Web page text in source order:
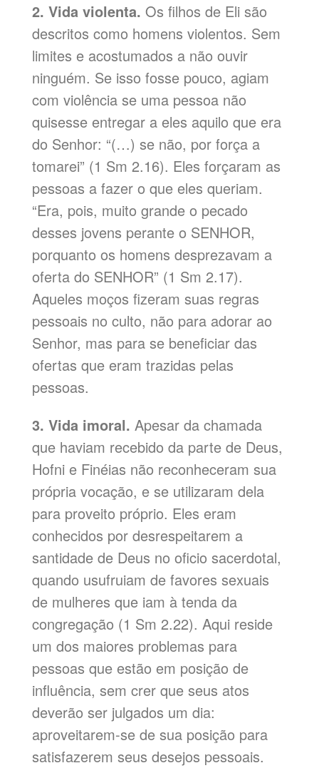
2. Vida violenta. Os filhos de Eli são
descritos como homens violentos. Sem
limites e acostumados a não ouvir
ninguém. Se isso fosse pouco, agiam
com violência se uma pessoa não
quisesse entregar a eles aquilo que era
do Senhor: “(…) se não, por força a
tomarei” (1 Sm 2.16). Eles forçaram as
pessoas a fazer o que eles queriam.
“Era, pois, muito grande o pecado
desses jovens perante o SENHOR,
porquanto os homens desprezavam a
oferta do SENHOR” (1 Sm 2.17).
Aqueles moços fizeram suas regras
pessoais no culto, não para adorar ao
Senhor, mas para se beneficiar das
ofertas que eram trazidas pelas
pessoas.
3. Vida imoral. Apesar da chamada
que haviam recebido da parte de Deus,
Hofni e Finéias não reconheceram sua
própria vocação, e se utilizaram dela
para proveito próprio. Eles eram
conhecidos por desrespeitarem a
santidade de Deus no oficio sacerdotal,
quando usufruiam de favores sexuais
de mulheres que iam à tenda da
congregação (1 Sm 2.22). Aqui reside
um dos maiores problemas para
pessoas que estão em posição de
influência, sem crer que seus atos
deverão ser julgados um dia:
aproveitarem-se de sua posição para
satisfazerem seus desejos pessoais.